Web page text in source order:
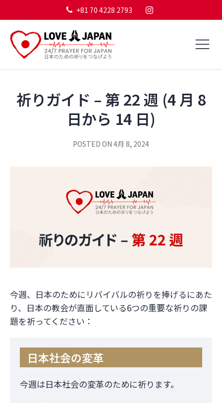
+81 70 4228 2793
祈りガイド – 第 22 週 (4 月 8
日から 14 日)
POSTED ON 4月 8, 2024
今週、日本のためにリバイバルの祈りを捧げるにあた
り、日本の教会が直面している6つの重要な祈りの課
題を祈ってください：
日本社会の変革
今週は日本社会の変革のために祈ります。